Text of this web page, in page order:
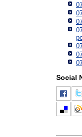
Social